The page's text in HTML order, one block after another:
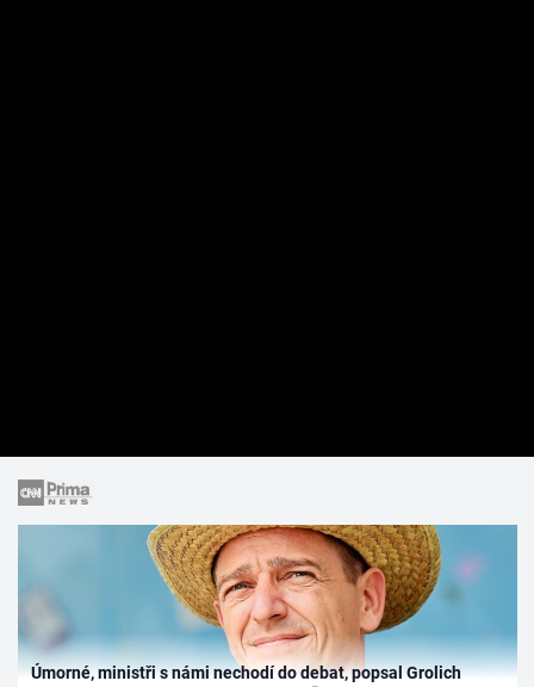
Úmorné, ministři s námi nechodí do debat, popsal Grolich